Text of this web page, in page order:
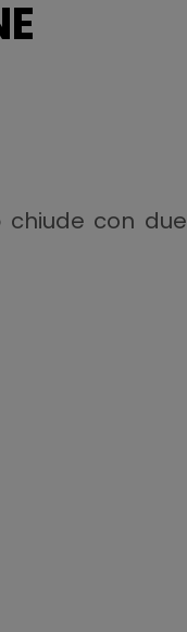
chiude con due